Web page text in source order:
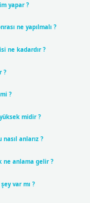
yapar ?
ne yapılmalı ?
ne kadardır ?
?
?
midir ?
anlarız ?
ne anlama gelir ?
var mı ?